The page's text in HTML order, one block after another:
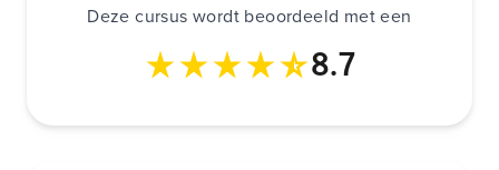
Deze cursus wordt beoordeeld met een
8.7